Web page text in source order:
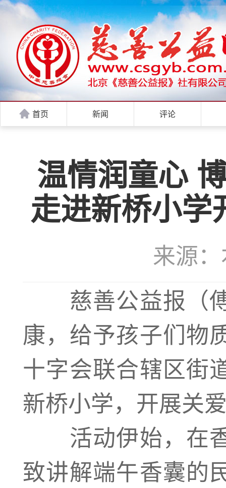
首页 新闻 评论
温情润童心
走进新桥小学
来源
慈善公益报（
康，给予孩子们物
十字会联合辖区街
新桥小学，开展关
活动伊始，在香
致讲解端午香囊的